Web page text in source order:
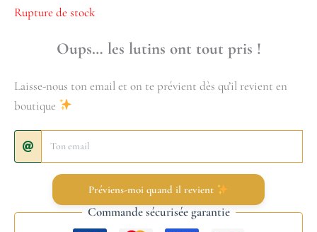
Rupture de stock
Oups… les lutins ont tout pris !
Laisse-nous ton email et on te prévient dès qu’il revient en
boutique
Préviens-moi quand il revient
Commande sécurisée garantie